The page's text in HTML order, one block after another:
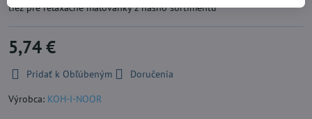
tiež pre relaxačné maľovanky z nášho sortimentu
5,74 €
Pridať k Obľúbeným
Doručenia
Výrobca: KOH-I-NOOR